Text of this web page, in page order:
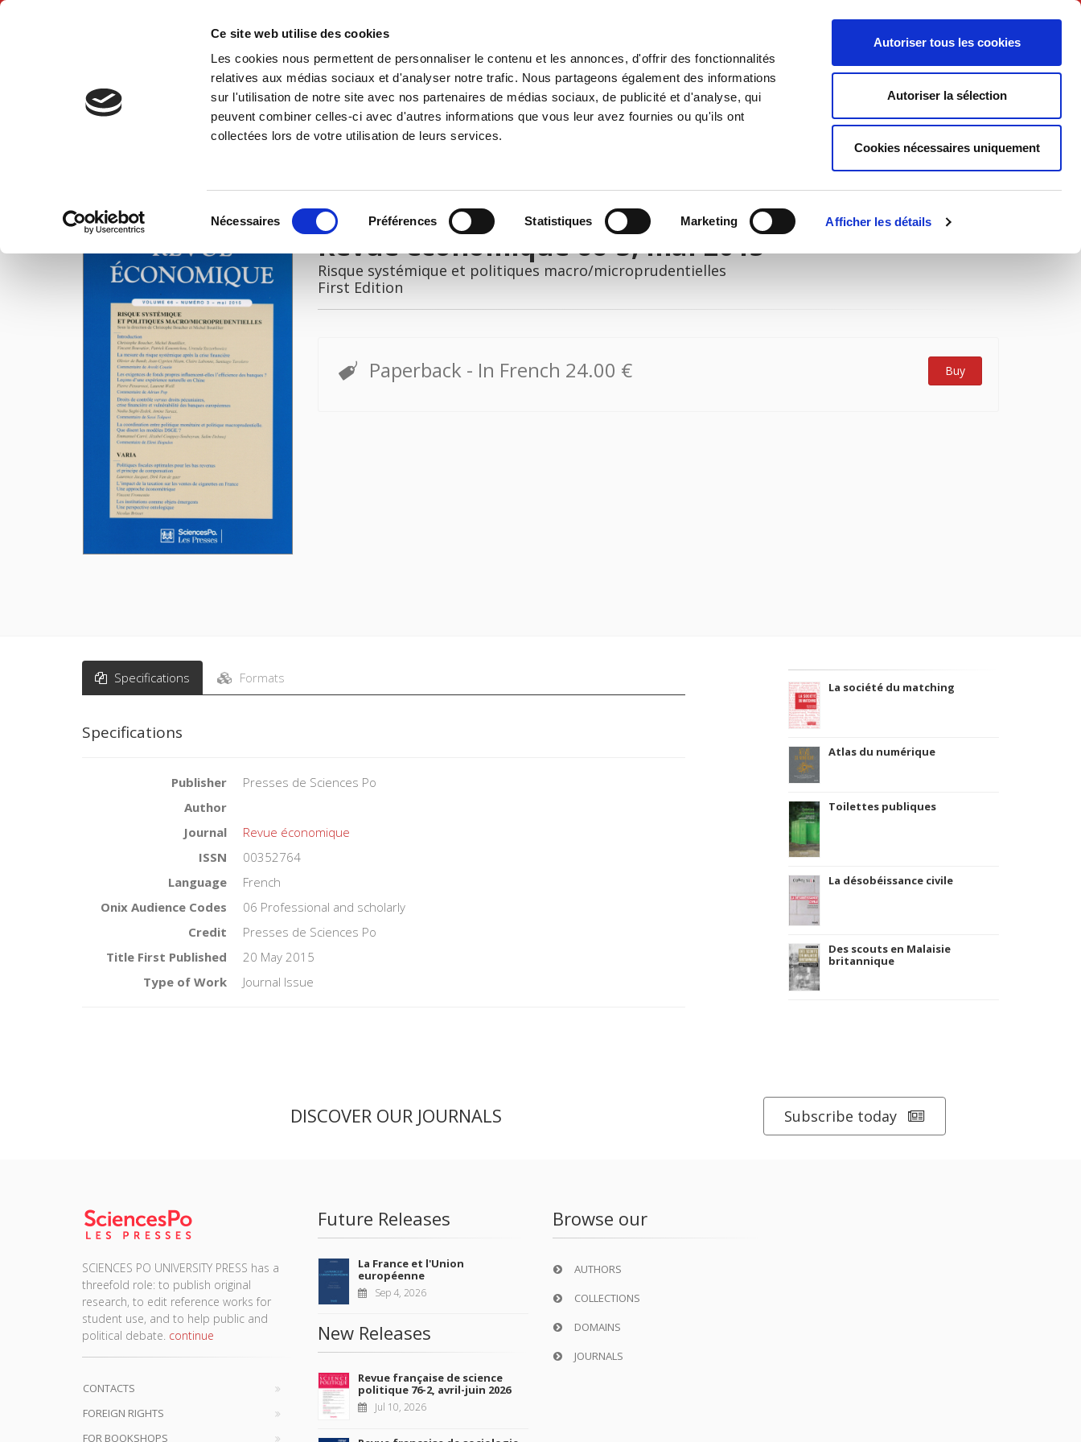
Ce site web utilise des cookies
Les cookies nous permettent de personnaliser le contenu et les annonces, d'offrir des fonctionnalités
relatives aux médias sociaux et d'analyser notre trafic. Nous partageons également des informations
sur l'utilisation de notre site avec nos partenaires de médias sociaux, de publicité et d'analyse, qui
peuvent combiner celles-ci avec d'autres informations que vous leur avez fournies ou qu'ils ont
collectées lors de votre utilisation de leurs services.
Nécessaires Préférences Statistiques Marketing Afficher les détails
Autoriser tous les cookies
Autoriser la sélection
Cookies nécessaires uniquement
English
Home Environment History International Politics
Home Revue économique 66-3, mai 2015
Revue économique 66-3, mai 2015
Risque systémique et politiques macro/microprudentielles
First Edition
Paperback - In French 24.00 € Buy
Specifications Formats
Specifications
Publisher
Presses de Sciences Po
Author
Journal
Revue économique
ISSN
00352764
Language
French
Onix Audience Codes
06 Professional and scholarly
Credit
Presses de Sciences Po
Title First Published
20 May 2015
Type of Work
Journal Issue
La société du matching
Atlas du numérique
Toilettes publiques
La désobéissance civile
Des scouts en Malaisie
britannique
DISCOVER OUR JOURNALS Subscribe today
SCIENCES PO UNIVERSITY PRESS has a
threefold role: to publish original
research, to edit reference works for
student use, and to help public and
political debate. continue
CONTACTS
FOREIGN RIGHTS
FOR BOOKSHOPS
Future Releases
La France et l'Union
européenne
Sep 4, 2026
New Releases
Revue française de science
politique 76-2, avril-juin 2026
Jul 10, 2026
Browse our
AUTHORS
COLLECTIONS
DOMAINS
JOURNALS